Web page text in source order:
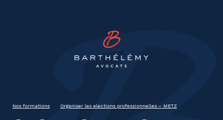
Nos formations Organiser les elections professionnelles – METZ
Organiser les elections
professionnelles – METZ